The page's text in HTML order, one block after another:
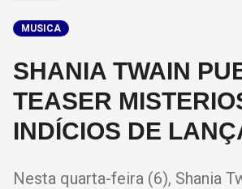
MUSICA
SHANIA TWAIN
TEASER
INDÍCIOS DE
Nesta quarta-feira (6), Shania